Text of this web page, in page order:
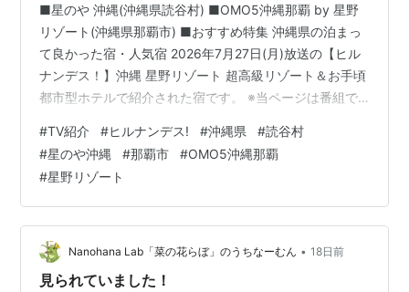
■星のや 沖縄(沖縄県読谷村) ■OMO5沖縄那覇 by 星野
リゾート(沖縄県那覇市) ■おすすめ特集 沖縄県の泊まっ
て良かった宿・人気宿 2026年7月27日(月)放送の【ヒル
ナンデス！】沖縄 星野リゾート 超高級リゾート＆お手頃
都市型ホテルで紹介された宿です。 ※当ページは番組で
記事です。番組の公式サイトはこちらをご覧ください。
⇒ 参考テレビ番組 一覧へ ※また、宿泊施設の公式サイト
は下記予約ページに掲載しています。 ■星のや 沖縄(沖
縄県読谷村) 住所：沖縄県中頭郡読谷村儀間474 星のや
沖縄 星のや 沖縄は、沖縄県読谷村の美しい自然…
#TV紹介 #ヒルナンデス! #沖縄県 #読谷村
#星のや沖縄 #那覇市 #OMO5沖縄那覇
#星野リゾート
Nanohana Lab「菜の花らぼ」のうちなーむん • 18日前
見られていました！